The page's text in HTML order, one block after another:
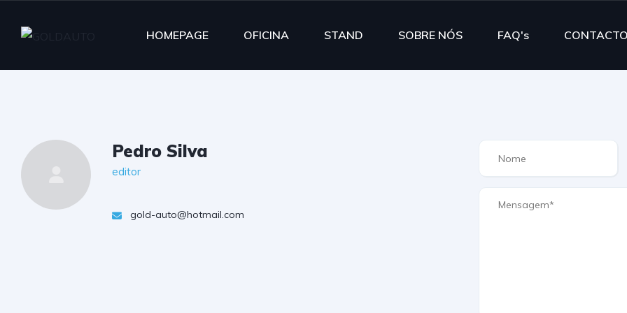
HOMEPAGE OFICINA STAND SOBRE NÓS FAQ's
Pedro Silva
editor
gold-auto@hotmail.com